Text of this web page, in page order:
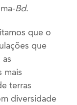
Bd.
que o
que
mais
terras
diversidade